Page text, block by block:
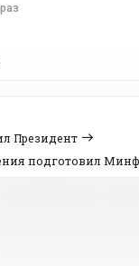
Президент
подготовил